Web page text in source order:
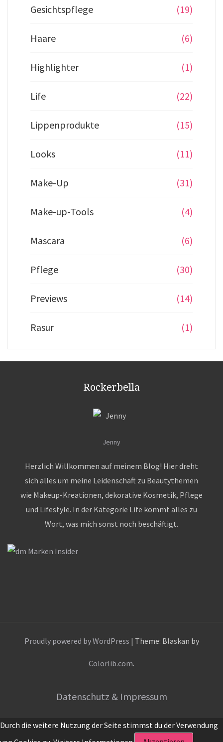
Gesichtspflege (19)
Haare (6)
Highlighter (1)
Life (22)
Lippenprodukte (15)
Looks (11)
Make-Up (31)
Make-up-Tools (4)
Mascara (6)
Pflege (30)
Previews (14)
Rasur (1)
Rockerbella
Jenny
Herzlich Willkommen auf meinem Blog! Hier dreht
sich alles um meine Leidenschaft zu Beautythemen
wie Makeup-Kreationen, dekorative Kosmetik, Pflege
und Lifestyle. In der Kategorie Life kommt alles zu
Wort, was mich sonst noch beschäftigt.
Proudly powered by WordPress | Theme: Blaskan by
Colorlib.com.
Datenschutz & Impressum
Durch die weitere Nutzung der Seite stimmst du der Verwendung